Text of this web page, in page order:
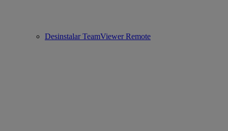
Desinstalar TeamViewer Remote